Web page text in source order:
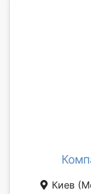
Киев